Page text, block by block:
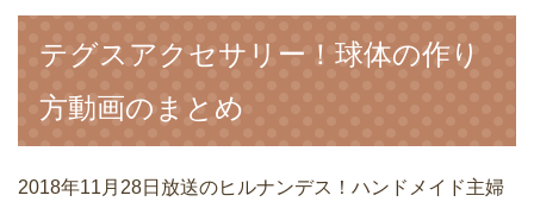
テグスアクセサリー！球体の作り
方動画のまとめ
2018年11月28日放送のヒルナンデス！ハンドメイド主婦